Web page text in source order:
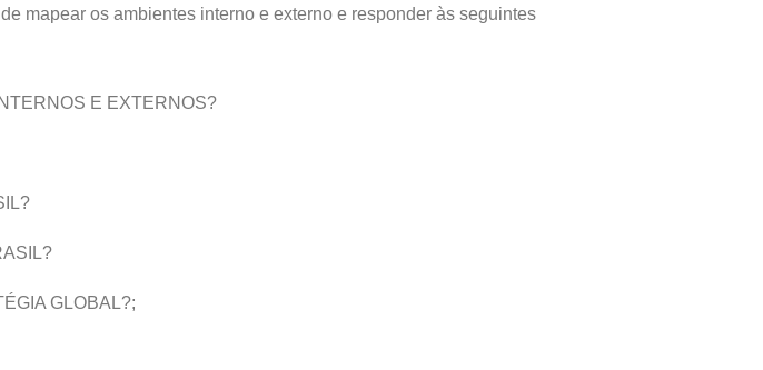
mapear os ambientes interno e externo e responder às seguintes
E EXTERNOS?
GLOBAL?;